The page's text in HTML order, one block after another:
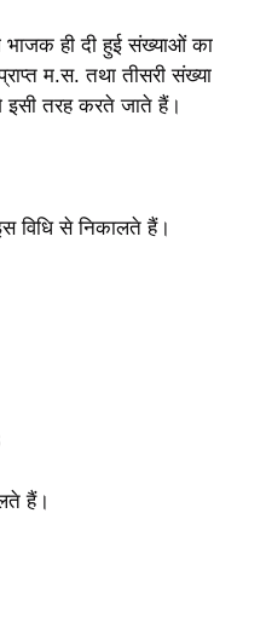
ही दी हुई संख्याओं का
म.स. तथा तीसरी संख्या
तरह करते जाते हैं।
विधि से निकालते हैं।
हैं।